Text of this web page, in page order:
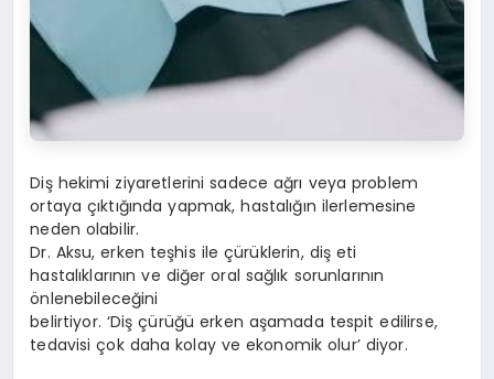
Diş hekimi ziyaretlerini sadece ağrı veya problem
ortaya çıktığında yapmak, hastalığın ilerlemesine
neden olabilir.
Dr. Aksu, erken teşhis ile çürüklerin, diş eti
hastalıklarının ve diğer oral sağlık sorunlarının
önlenebileceğini
belirtiyor. ‘Diş çürüğü erken aşamada tespit edilirse,
tedavisi çok daha kolay ve ekonomik olur’ diyor.